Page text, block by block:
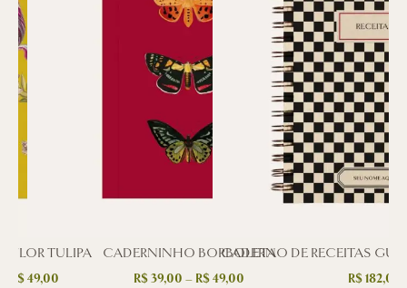
FLOR TULIPA
R$49,00
CADERNINHO BORBOLETA
R$39,00 – R$49,00
CADERNO DE RECEITAS
R$182,00